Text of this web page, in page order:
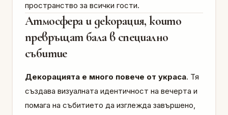
пространство за всички гости.
Атмосфера и декорация, които
превръщат бала в специално
събитие
Декорацията е много повече от украса. Тя
създава визуалната идентичност на вечерта и
помага на събитието да изглежда завършено,